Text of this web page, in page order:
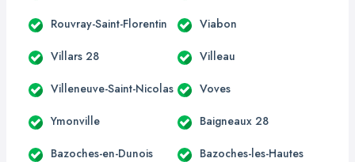
Rouvray-Saint-Florentin Viabon
Villars 28 Villeau
Villeneuve-Saint-Nicolas Voves
Ymonville Baigneaux 28
Bazoches-en-Dunois Bazoches-les-Hautes